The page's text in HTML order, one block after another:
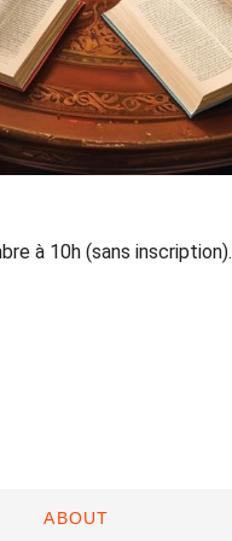
à 10h (sans inscription).
ABOUT